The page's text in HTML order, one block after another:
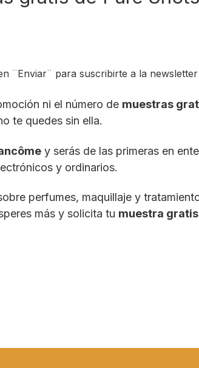
¨Enviar¨ para suscribirte a la
ni el número de muestras
te quedes sin ella.
y serás de las primeras en
y ordinarios.
perfumes, maquillaje y
más y solicita tu muestra gratis